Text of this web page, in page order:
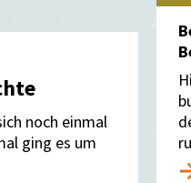
noch einmal
ging es um